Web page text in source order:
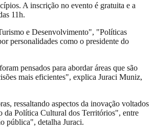
A inscrição no evento é gratuita e a
11h.
e Desenvolvimento", "Políticas
personalidades como o presidente do
pensados para abordar áreas que são
mais eficientes", explica Juraci Muniz,
ressaltando aspectos da inovação voltados
da Política Cultural dos Territórios", entre
pública", detalha Juraci.